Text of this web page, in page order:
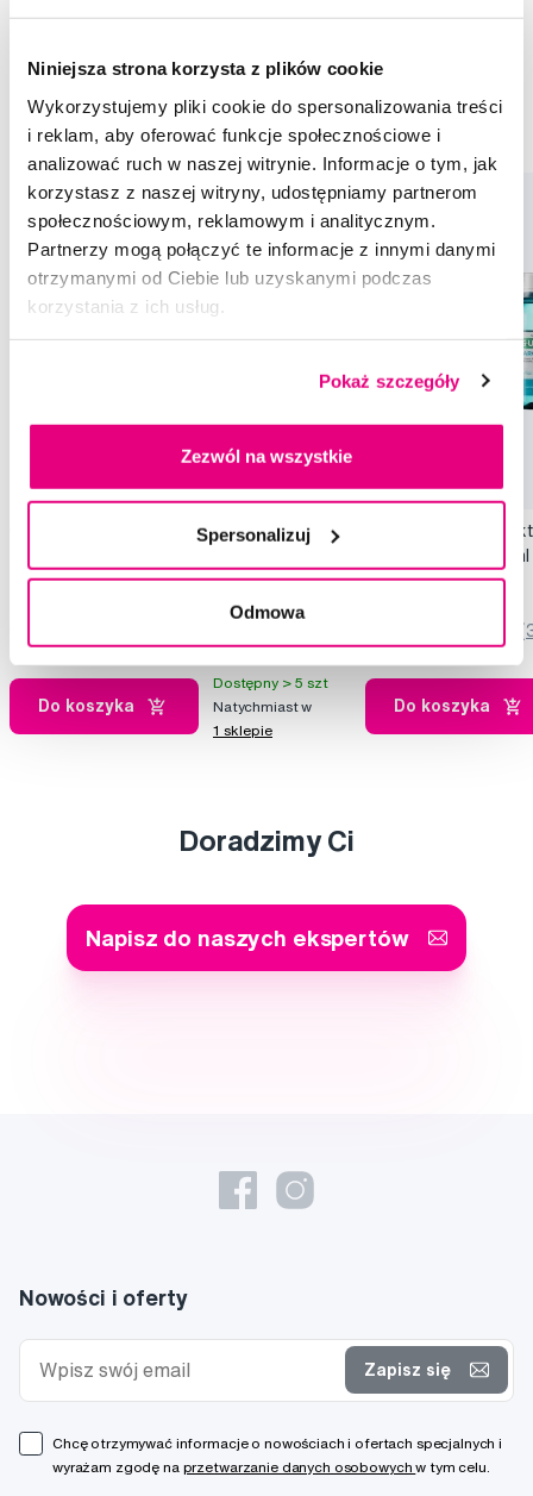
Niniejsza strona korzysta z plików cookie
Wykorzystujemy pliki cookie do spersonalizowania treści
i reklam, aby oferować funkcje społecznościowe i
analizować ruch w naszej witrynie. Informacje o tym, jak
korzystasz z naszej witryny, udostępniamy partnerom
społecznościowym, reklamowym i analitycznym.
Partnerzy mogą połączyć te informacje z innymi danymi
otrzymanymi od Ciebie lub uzyskanymi podczas
korzystania z ich usług.
Pokaż szczegóły
Zezwól na wszystkie
Spersonalizuj
Odmowa
Miękkie szczoteczki do zębów GUM Sunstar
Promocja
GUM OriginalWhite wybielająca pasta,
20,99 Zł
Do koszyka
Dostępny > 5 szt
Natychmiast w
1 sklepie
GUM Paroex
CPC 0,05 % , 500 ml
30,99 Zł
Do koszyka
Doradzimy Ci
Napisz do naszych ekspertów
Nowości i oferty
Zapisz się
Chcę otrzymywać informacje o nowościach i ofertach specjalnych i
wyrażam zgodę na przetwarzanie danych osobowychw tym celu.